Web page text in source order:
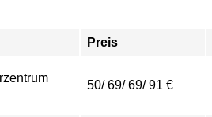
Preis
50/ 69/ 69/ 91 €